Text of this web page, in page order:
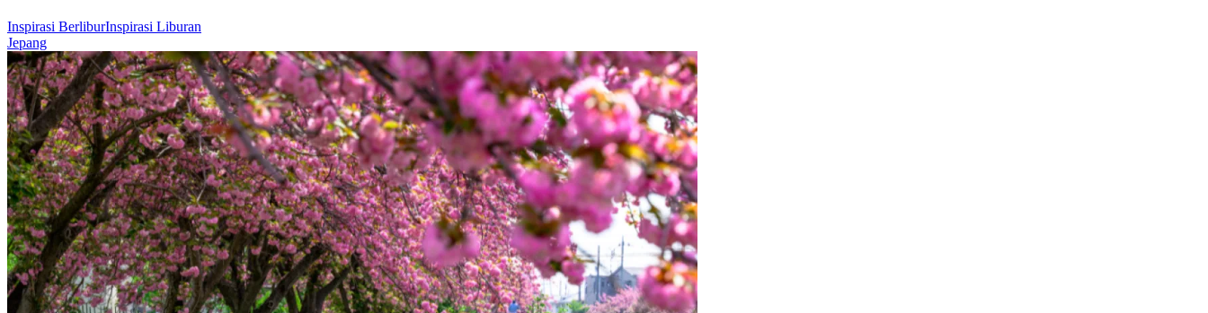
Inspirasi BerliburInspirasi Liburan
Jepang